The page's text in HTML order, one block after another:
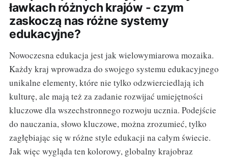
ławkach różnych krajów - czym
zaskoczą nas różne systemy
edukacyjne?
Nowoczesna edukacja jest jak wielowymiarowa mozaika.
Każdy kraj wprowadza do swojego systemu edukacyjnego
unikalne elementy, które nie tylko odzwierciedlają ich
kulturę, ale mają też za zadanie rozwijać umiejętności
kluczowe dla wszechstronnego rozwoju ucznia. Podejście
do nauczania, słowo kluczowe, można zrozumieć, tylko
zagłębiając się w różne style edukacji na całym świecie.
Jak więc wygląda ten kolorowy, globalny krajobraz